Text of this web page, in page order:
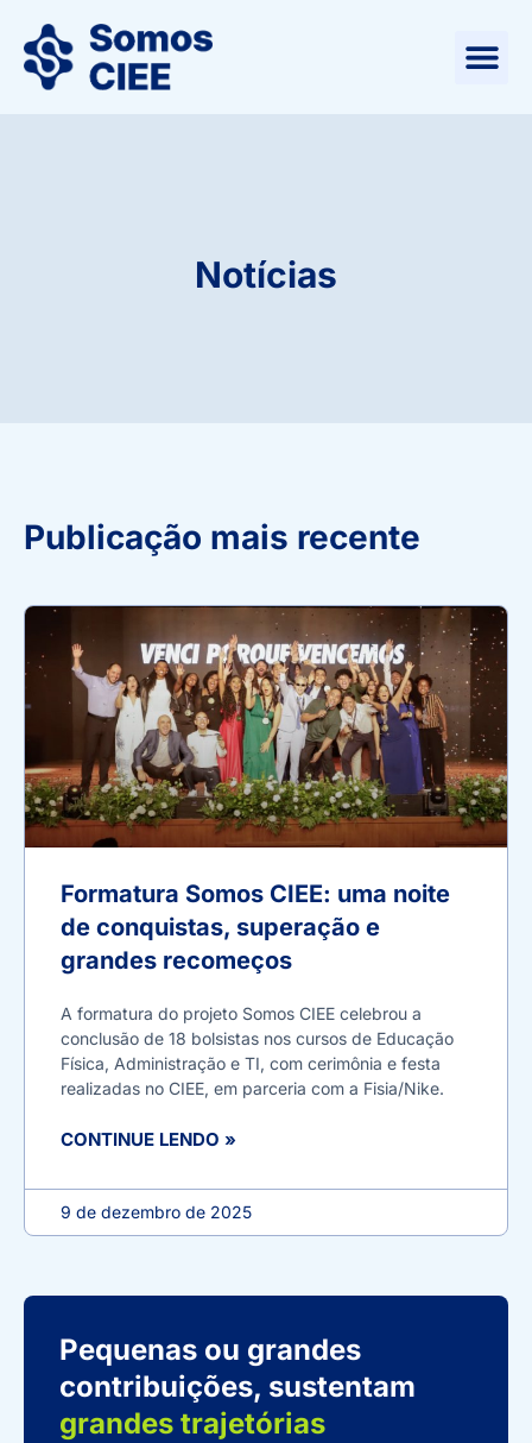
Notícias
Publicação mais recente
Formatura Somos CIEE: uma noite
de conquistas, superação e
grandes recomeços
A formatura do projeto Somos CIEE celebrou a
conclusão de 18 bolsistas nos cursos de Educação
Física, Administração e TI, com cerimônia e festa
realizadas no CIEE, em parceria com a Fisia/Nike.
CONTINUE LENDO »
9 de dezembro de 2025
Pequenas ou grandes
contribuições, sustentam
grandes trajetórias